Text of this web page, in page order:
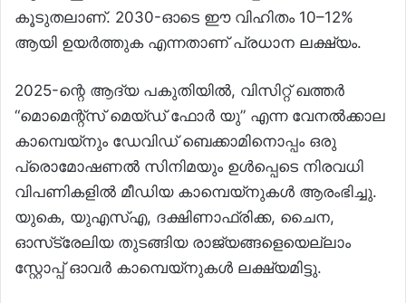
കൂടുതലാണ്. 2030-ഓടെ ഈ വിഹിതം 10–12%
ആയി ഉയർത്തുക എന്നതാണ് പ്രധാന ലക്ഷ്യം.
2025-ന്റെ ആദ്യ പകുതിയിൽ, വിസിറ്റ് ഖത്തർ
“മൊമെന്റ്സ് മെയ്‌ഡ്‌ ഫോർ യു” എന്ന വേനൽക്കാല
കാമ്പെയ്‌നും ഡേവിഡ് ബെക്കാമിനൊപ്പം ഒരു
പ്രൊമോഷണൽ സിനിമയും ഉൾപ്പെടെ നിരവധി
വിപണികളിൽ മീഡിയ കാമ്പെയ്‌നുകൾ ആരംഭിച്ചു.
യുകെ, യുഎസ്എ, ദക്ഷിണാഫ്രിക്ക, ചൈന,
ഓസ്‌ട്രേലിയ തുടങ്ങിയ രാജ്യങ്ങളെയെല്ലാം
സ്റ്റോപ്പ് ഓവർ കാമ്പെയ്‌നുകൾ ലക്ഷ്യമിട്ടു.